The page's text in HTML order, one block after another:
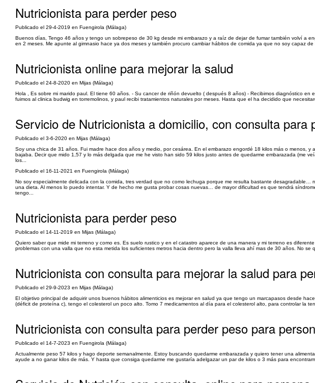
Nutricionista para perder peso
Publicado el 29-4-2019 en Fuengirola (Málaga)
Buenos días, Tengo 46 años y tengo un sobrepeso de 30 kg desde mi embarazo y a raíz de dejar de fumar también volví a
en 2 meses. Me apunte al gimnasio hace ya dos meses y también procuro cambiar hábitos de comida ya que no soy capaz
Nutricionista online para mejorar la salud
Publicado el 24-8-2020 en Mijas (Málaga)
Hola , Es sobre mi marido paul. El tiene 60 años. - Su cancer de riñón devuelto ( después 8 años) - Recibimos diagnóstico
fuimos al clinica budwig en torremolinos, y paul recibi tratamientos naturales por meses. Hasta que el ha decidido que
Servicio de Nutricionista a domicilio, con consulta para
Publicado el 3-6-2020 en Mijas (Málaga)
Soy una chica de 31 años. Fui madre hace dos años y medio, por cesárea. En el embarazo engordé 18 kilos más o menos,
bajaba. Decir que mido 1,57 y lo más delgada que me he visto han sido 59 kilos justo antes de quedarme embarazada (me
los...
Publicado el 16-11-2021 en Fuengirola (Málaga)
No soy especialmente delicada con la comida, tres verdad que no como lechuga porque me resulta bastante
una dieta. Al menos lo puedo intentar. Y de hecho me gusta probar cosas nuevas… de mayor dificultad es que tendrá
tengo...
Nutricionista para perder peso
Publicado el 14-11-2019 en Mijas (Málaga)
Quiero saber que mide mi terreno y como es. Es suelo rustico y en el catastro aparece de una manera y mi terreno es
problemas con una valla que no esta metida los suficientes metros hacia dentro pero la valla lleva ahí mas de 30 años. No se
Nutricionista con consulta para mejorar la salud para
Publicado el 29-9-2023 en Mijas (Málaga)
El objetivo principal de adquirir unos buenos hábitos alimenticios es mejorar en salud ya que tengo un marcapasos desde
(déficit de proteína c), tengo el colesterol un poco alto. Tomo 7 medicamentos al día para el colesterol alto, para controlar la
Nutricionista con consulta para perder peso para
Publicado el 14-7-2023 en Fuengirola (Málaga)
Actualmente peso 57 kilos y hago deporte semanalmente. Estoy buscando quedarme embarazada y quiero tener una
ayude a no ganar kilos de más. Y hasta que consiga quedarme me gustaría adelgazar un par de kilos o 3 más para